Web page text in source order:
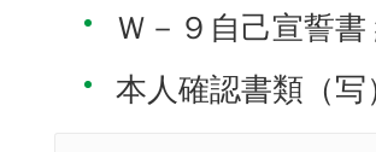
Ｗ－９自己宣誓
本人確認書類（写